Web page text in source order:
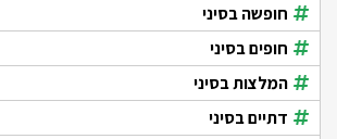
חופשה בסיני
חופים בסיני
המלצות בסיני
דתיים בסיני